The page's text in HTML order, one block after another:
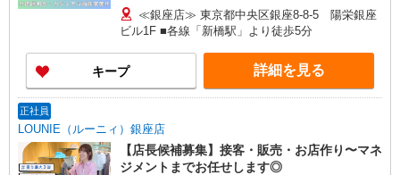
270,000円〜 ★固定残業手当：30,800円（月給に
含む） ※経験・能力考慮 ※固定残業時間は1ヶ月
あたり20時間、超過時は追加で残業手当支給 ※月
3万円まで交通費支給 ※試用期間（2〜3ヶ月）も
同条件 【手当】固定残業手当／資格手当／店舗職
制手当／住宅手当（実家外かつ賃貸の場合のみ別
当の種類はエリアにより異なります。詳細は面接
時にお尋ねください。 ＼入社３大特典キャンペー
ン実施中！／※詳細は備考欄にて
≪銀座店≫ 東京都中央区銀座8-8-5 陽栄銀座
ビル1F ■各線「新橋駅」より徒歩5分
キープ 詳細を見る
正社員
LOUNIE（ルーニィ）銀座店
【店長候補募集】接客・販売・お店作り〜マネ
ジメントまでお任せします◎